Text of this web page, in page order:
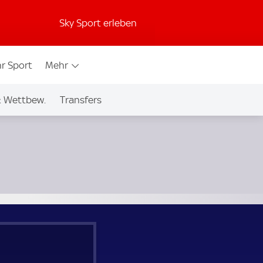
Sky Sport erleben
Sport Mehr
Wettbew. Transfers